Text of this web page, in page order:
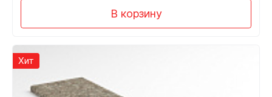
В корзину
Хит